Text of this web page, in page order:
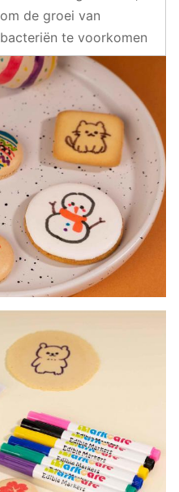
om de groei van
bacteriën te voorkomen